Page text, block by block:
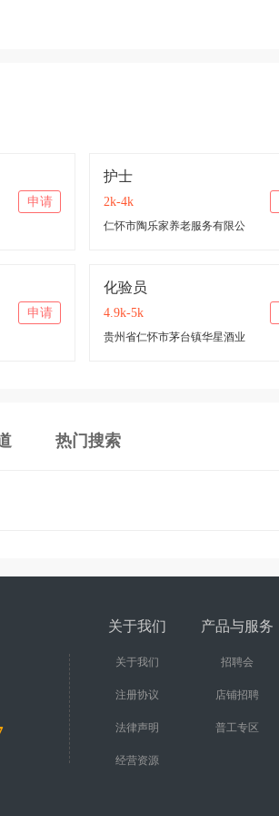
申请
护士
2k-4k
仁怀市陶乐家养老服务有限公
申请
化验员
4.9k-5k
贵州省仁怀市茅台镇华星酒业
热门搜索
关于我们
关于我们
注册协议
法律声明
经营资源
产品与服务
招聘会
店铺招聘
普工专区